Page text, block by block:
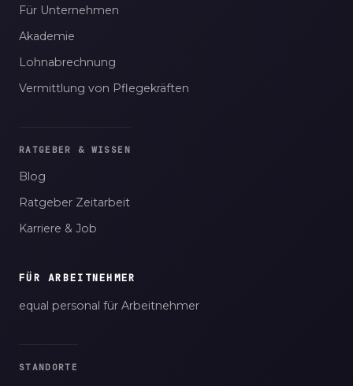
Für Unternehmen
Akademie
Lohnabrechnung
Vermittlung von Pflegekräften
RATGEBER & WISSEN
Blog
Ratgeber Zeitarbeit
Karriere & Job
FÜR ARBEITNEHMER
equal personal für Arbeitnehmer
STANDORTE